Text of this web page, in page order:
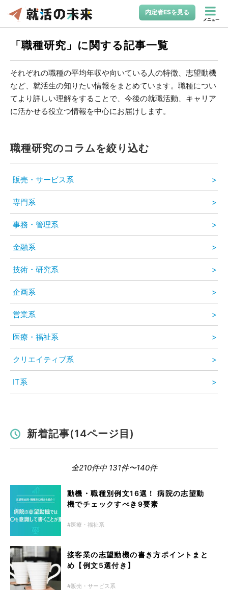
内定者ESを見る
メニュー
「職種研究」に関する記事一覧
それぞれの職種の平均年収や向いている人の特徴、志望動機
など、就活生の知りたい情報をまとめています。職種につい
てより詳しい理解をすることで、今後の就職活動、キャリア
に活かせる役立つ情報を中心にお届けします。
職種研究のコラムを絞り込む
販売・サービス系
専門系
事務・管理系
金融系
技術・研究系
企画系
営業系
医療・福祉系
クリエイティブ系
IT系
新着記事(14ページ目)
全210件中 131件〜140件
動機・職種別例文16選！ 病院の志望動
機でチェックすべき9要素
医療・福祉系
接客業の志望動機の書き方ポイントまと
め【例文5選付き】
販売・サービス系